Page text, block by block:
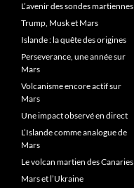
L’avenir des sondes martiennes
Trump, Musk et Mars
Islande : la quête des origines
Perseverance, une année sur
Mars
Volcanisme encore actif sur
Mars
Une impact observé en direct
L’Islande comme analogue de
Mars
Le volcan martien des Canaries
Mars et l’Ukraine